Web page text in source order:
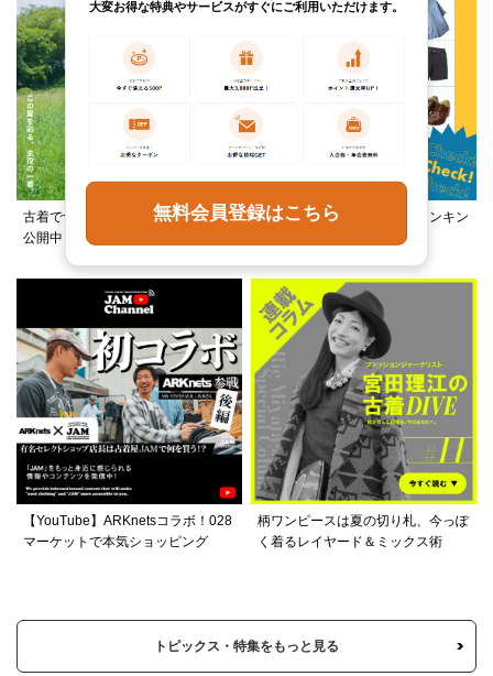
古着でつくる、夏フェススタイルを
公開中！
この夏何着る？カテゴリ別ランキン
【YouTube】ARKnetsコラボ！028
マーケットで本気ショッピング
柄ワンピースは夏の切り札、今っぽ
く着るレイヤード＆ミックス術
トピックス・特集をもっと見る
大変お得な特典やサービスがすぐにご利用いただけます。
無料会員登録はこちら